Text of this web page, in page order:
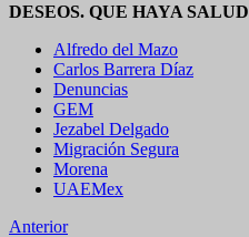
DESEOS. QUE HAYA
Alfredo del Mazo
Carlos Barrera Díaz
Denuncias
GEM
Jezabel Delgado
Migración Segura
Morena
UAEMex
Anterior